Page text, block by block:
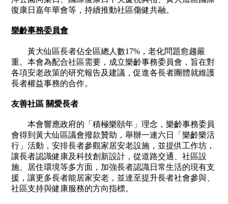
復康日嘉年華會等，持續推動社區傷健共融。
樂齡事務委員會
黃大仙區長者佔全區總人數17% ，老化問題愈趨嚴
重。本會為配合社區需要，成立樂齡事務委員會，旨在對
各項安老政策的研究報告及建議，促進各長者團體就維護
長者權益事務的合作。
友善社區 關愛長者
本會響應政府的「積極樂頤年」理念，樂齡事務委員
會得到黃大仙區議會撥款贊助，舉辦一連六日「樂齡樂活
行」活動，安排長者參觀家居安老設施，並提供工作坊，
讓長者認識健康及科技創新設計，從道路交通、社區設
施、居住環境等多方面，加強長者認識日常生活的現有支
援，讓更多長者能居家安老，並達至提升長者社會參與、
社區支持與健康服務的方向指標。